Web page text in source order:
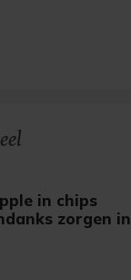
in chips
zorgen in